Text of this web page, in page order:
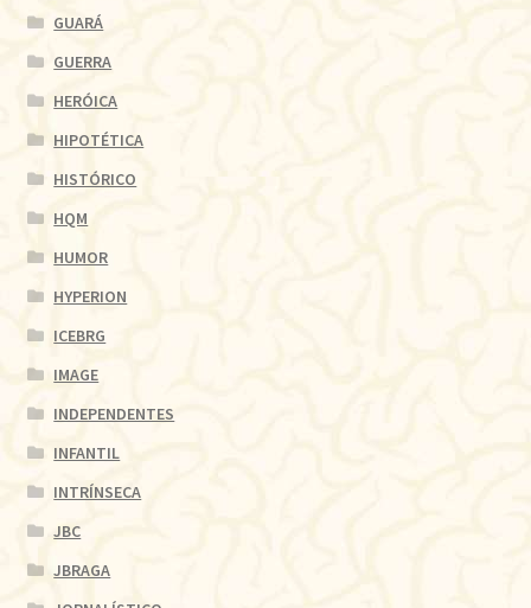
GUARÁ
GUERRA
HERÓICA
HIPOTÉTICA
HISTÓRICO
HQM
HUMOR
HYPERION
ICEBRG
IMAGE
INDEPENDENTES
INFANTIL
INTRÍNSECA
JBC
JBRAGA